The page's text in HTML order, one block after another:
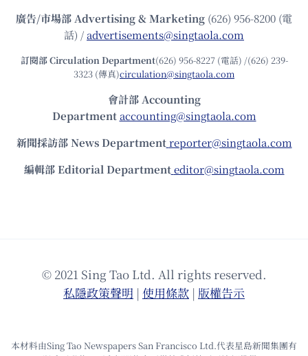
廣告/市場部Advertising & Marketing (626) 956-8200 (電
話) /advertisements@singtaola.com
訂閱部 Circulation Department(626) 956-8227 (電話) /(626) 239-
3323 (傳真)circulation@singtaola.com
會計部 Accounting
Department accounting@singtaola.com
新聞採訪部 News Department reporter@singtaola.com
編輯部 Editorial Department editor@singtaola.com
© 2021 Sing Tao Ltd. All rights reserved.
私隱政策聲明 | 使⽤條款 | 版權告⽰
本材料由Sing Tao Newspapers San Francisco Ltd.代表星島新聞集團有